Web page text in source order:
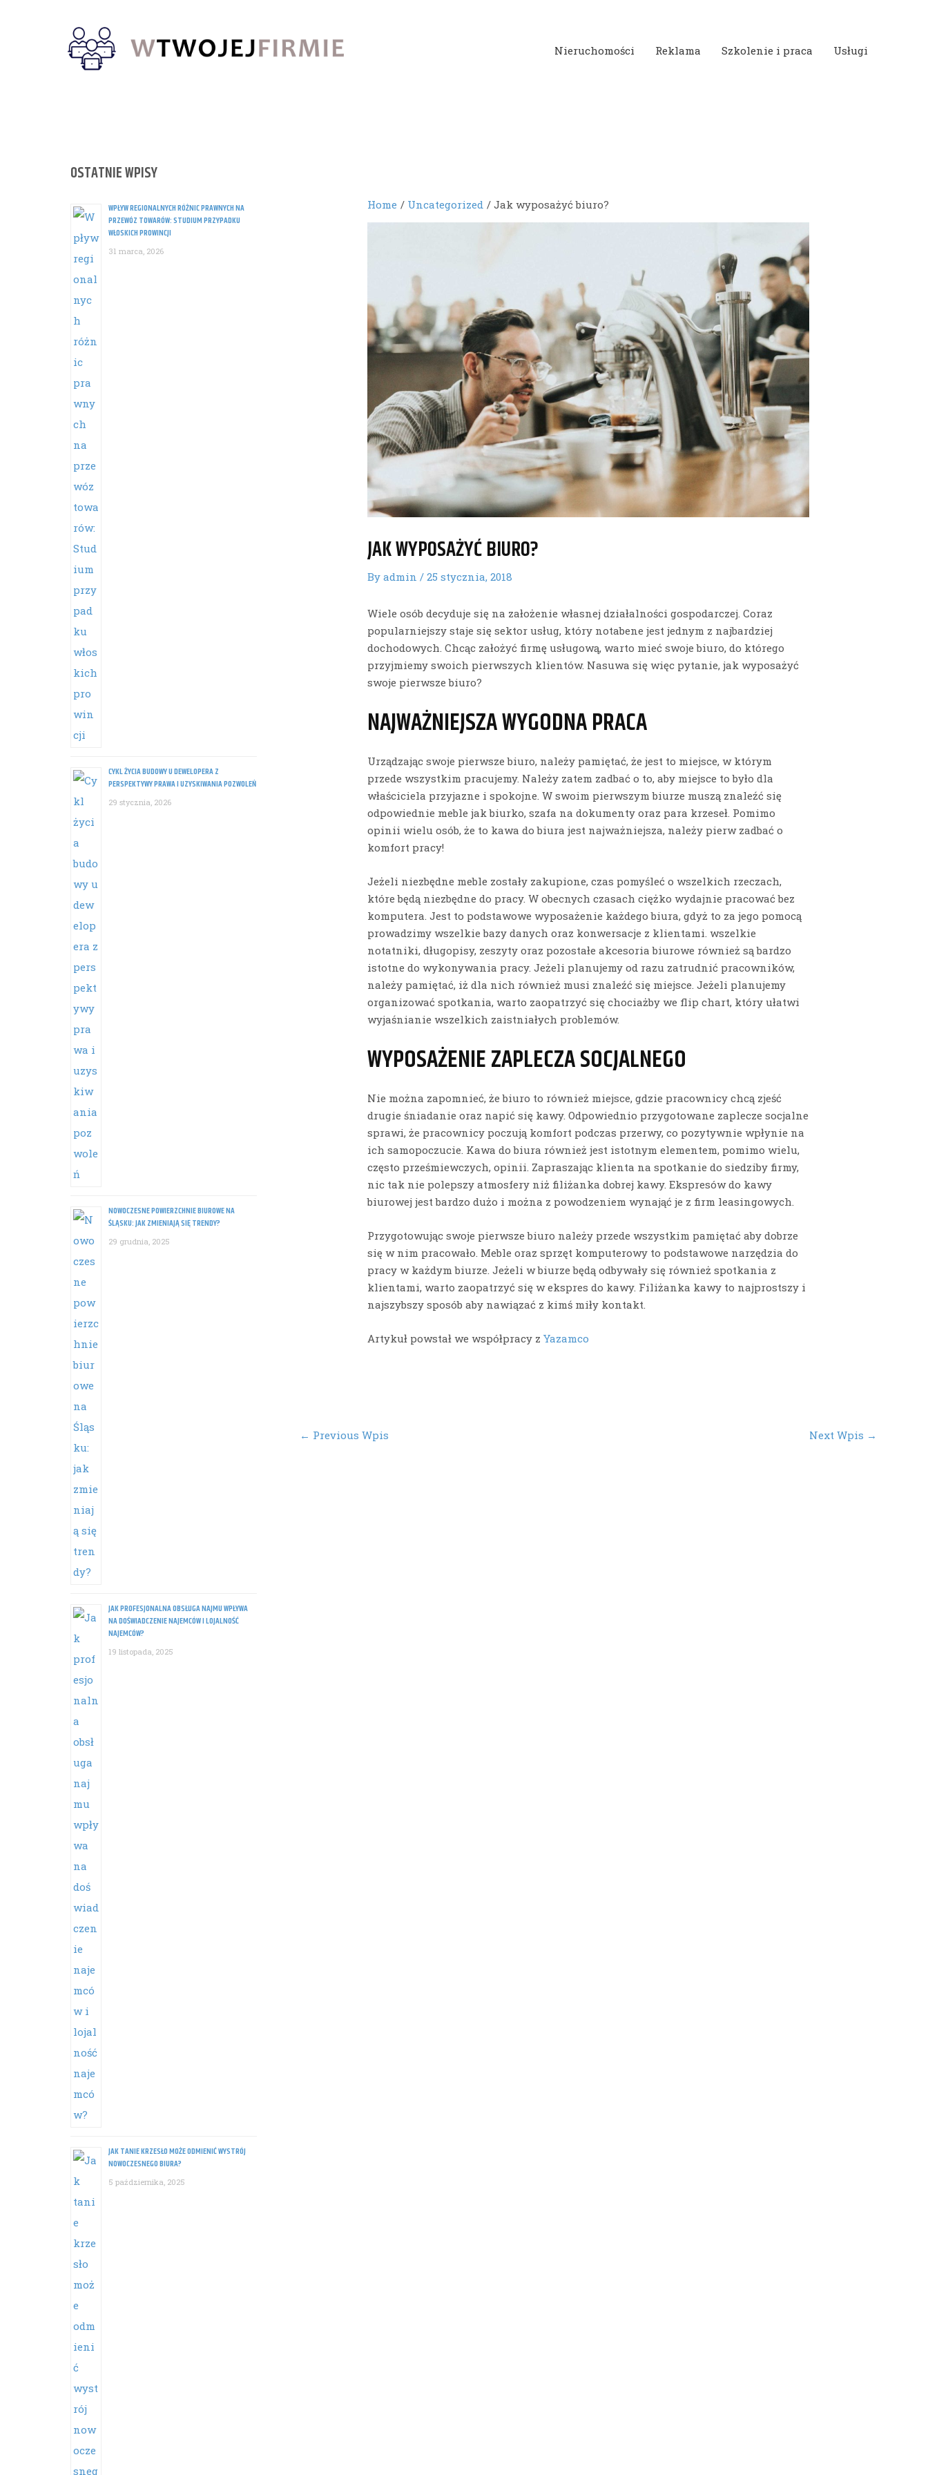
Nieruchomości Reklama Szkolenie i praca Usługi
OSTATNIE WPISY
WPŁYW REGIONALNYCH RÓŻNIC PRAWNYCH NA
PRZEWÓZ TOWARÓW: STUDIUM PRZYPADKU
WŁOSKICH PROWINCJI
31 marca, 2026
CYKL ŻYCIA BUDOWY U DEWELOPERA Z
PERSPEKTYWY PRAWA I UZYSKIWANIA POZWOLEŃ
29 stycznia, 2026
NOWOCZESNE POWIERZCHNIE BIUROWE NA
ŚLĄSKU: JAK ZMIENIAJĄ SIĘ TRENDY?
29 grudnia, 2025
JAK PROFESJONALNA OBSŁUGA NAJMU WPŁYWA
NA DOŚWIADCZENIE NAJEMCÓW I LOJALNOŚĆ
NAJEMCÓW?
19 listopada, 2025
JAK TANIE KRZESŁO MOŻE ODMIENIĆ WYSTRÓJ
NOWOCZESNEGO BIURA?
5 października, 2025
Home Uncategorized Jak wyposażyć biuro?
JAK WYPOSAŻYĆ BIURO?
Byadmin/25 stycznia, 2018
Wiele osób decyduje się na założenie własnej działalności gospodarczej. Coraz
popularniejszy staje się sektor usług, który notabene jest jednym z najbardziej
dochodowych. Chcąc założyć firmę usługową, warto mieć swoje biuro, do którego
przyjmiemy swoich pierwszych klientów. Nasuwa się więc pytanie, jak wyposażyć
swoje pierwsze biuro?
NAJWAŻNIEJSZA WYGODNA PRACA
Urządzając swoje pierwsze biuro, należy pamiętać, że jest to miejsce, w którym
przede wszystkim pracujemy. Należy zatem zadbać o to, aby miejsce to było dla
właściciela przyjazne i spokojne. W swoim pierwszym biurze muszą znaleźć się
odpowiednie meble jak biurko, szafa na dokumenty oraz para krzeseł. Pomimo
opinii wielu osób, że to kawa do biura jest najważniejsza, należy pierw zadbać o
komfort pracy!
Jeżeli niezbędne meble zostały zakupione, czas pomyśleć o wszelkich rzeczach,
które będą niezbędne do pracy. W obecnych czasach ciężko wydajnie pracować bez
komputera. Jest to podstawowe wyposażenie każdego biura, gdyż to za jego pomocą
prowadzimy wszelkie bazy danych oraz konwersacje z klientami. wszelkie
notatniki, długopisy, zeszyty oraz pozostałe akcesoria biurowe również są bardzo
istotne do wykonywania pracy. Jeżeli planujemy od razu zatrudnić pracowników,
należy pamiętać, iż dla nich również musi znaleźć się miejsce. Jeżeli planujemy
organizować spotkania, warto zaopatrzyć się chociażby we flip chart, który ułatwi
wyjaśnianie wszelkich zaistniałych problemów.
WYPOSAŻENIE ZAPLECZA SOCJALNEGO
Nie można zapomnieć, że biuro to również miejsce, gdzie pracownicy chcą zjeść
drugie śniadanie oraz napić się kawy. Odpowiednio przygotowane zaplecze socjalne
sprawi, że pracownicy poczują komfort podczas przerwy, co pozytywnie wpłynie na
ich samopoczucie. Kawa do biura również jest istotnym elementem, pomimo wielu,
często prześmiewczych, opinii. Zapraszając klienta na spotkanie do siedziby firmy,
nic tak nie polepszy atmosfery niż filiżanka dobrej kawy. Ekspresów do kawy
biurowej jest bardzo dużo i można z powodzeniem wynająć je z firm leasingowych.
Przygotowując swoje pierwsze biuro należy przede wszystkim pamiętać aby dobrze
się w nim pracowało. Meble oraz sprzęt komputerowy to podstawowe narzędzia do
pracy w każdym biurze. Jeżeli w biurze będą odbywały się również spotkania z
klientami, warto zaopatrzyć się w ekspres do kawy. Filiżanka kawy to najprostszy i
najszybszy sposób aby nawiązać z kimś miły kontakt.
Artykuł powstał we współpracy zYazamco
Post
← Previous Wpis Next Wpis →